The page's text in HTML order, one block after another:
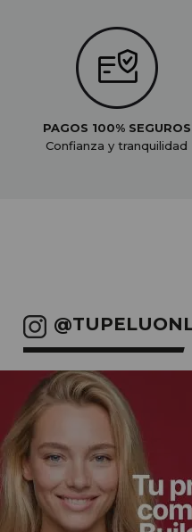
PAGOS 100% SEGUROS
Confianza y tranquilidad